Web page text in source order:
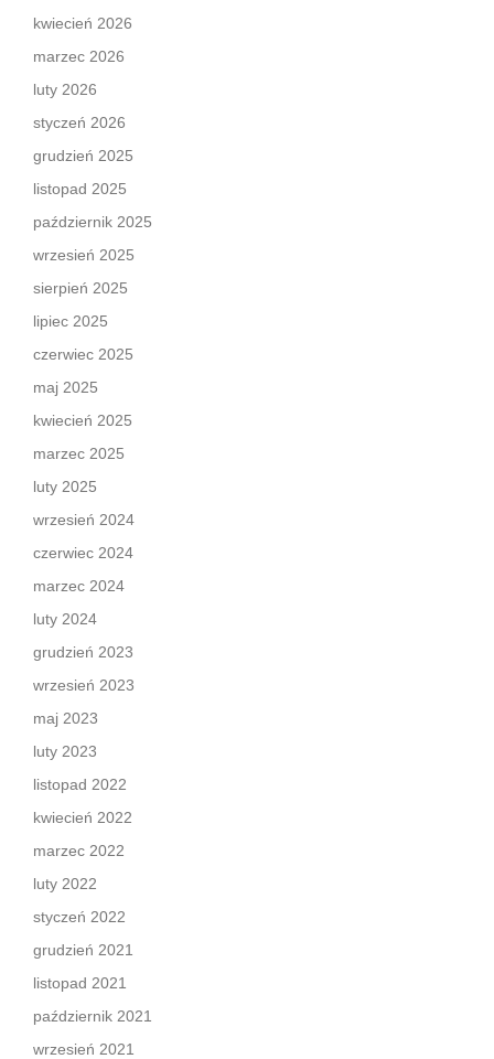
kwiecień 2026
marzec 2026
luty 2026
styczeń 2026
grudzień 2025
listopad 2025
październik 2025
wrzesień 2025
sierpień 2025
lipiec 2025
czerwiec 2025
maj 2025
kwiecień 2025
marzec 2025
luty 2025
wrzesień 2024
czerwiec 2024
marzec 2024
luty 2024
grudzień 2023
wrzesień 2023
maj 2023
luty 2023
listopad 2022
kwiecień 2022
marzec 2022
luty 2022
styczeń 2022
grudzień 2021
listopad 2021
październik 2021
wrzesień 2021